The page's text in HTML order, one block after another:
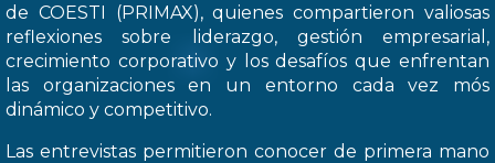
de COESTI (PRIMAX), quienes compartieron valiosas
reflexiones sobre liderazgo, gestión empresarial,
crecimiento corporativo y los desafíos que enfrentan
las organizaciones en un entorno cada vez mós
dinámico y competitivo.
Las entrevistas permitieron conocer de primera mano